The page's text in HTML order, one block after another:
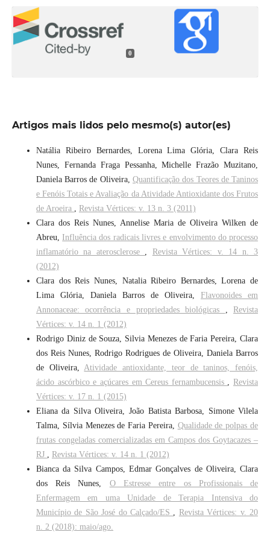
0
Artigos mais lidos pelo mesmo(s) autor(es)
Natália Ribeiro Bernardes, Lorena Lima Glória, Clara Reis
Nunes, Fernanda Fraga Pessanha, Michelle Frazão Muzitano,
Daniela Barros de Oliveira, Quantificação dos Teores de Taninos
e Fenóis Totais e Avaliação da Atividade Antioxidante dos Frutos
de Aroeira
Revista Vértices: v. 13 n. 3 (2011)
Clara dos Reis Nunes, Annelise Maria de Oliveira Wilken de
Abreu, Influência dos radicais livres e envolvimento do processo
inflamatório na aterosclerose
Revista Vértices: v. 14 n. 3
(2012)
Clara dos Reis Nunes, Natalia Ribeiro Bernardes, Lorena de
Lima Glória, Daniela Barros de Oliveira, Flavonoides em
Annonaceae: ocorrência e propriedades biológicas
Revista
Vértices: v. 14 n. 1 (2012)
Rodrigo Diniz de Souza, Silvia Menezes de Faria Pereira, Clara
dos Reis Nunes, Rodrigo Rodrigues de Oliveira, Daniela Barros
de Oliveira, Atividade antioxidante, teor de taninos, fenóis,
ácido ascórbico e açúcares em Cereus fernambucensis
Revista
Vértices: v. 17 n. 1 (2015)
Eliana da Silva Oliveira, João Batista Barbosa, Simone Vilela
Talma, Sílvia Menezes de Faria Pereira, Qualidade de polpas de
frutas congeladas comercializadas em Campos dos Goytacazes –
RJ
Revista Vértices: v. 14 n. 1 (2012)
Bianca da Silva Campos, Edmar Gonçalves de Oliveira, Clara
dos Reis Nunes, O Estresse entre os Profissionais de
Enfermagem em uma Unidade de Terapia Intensiva do
Município de São José do Calçado/ES
Revista Vértices: v. 20
n. 2 (2018): maio/ago.